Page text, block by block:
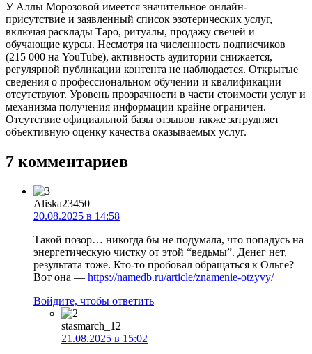
У Аллы Морозовой имеется значительное онлайн-
присутствие и заявленный список эзотерических услуг,
включая расклады Таро, ритуалы, продажу свечей и
обучающие курсы. Несмотря на численность подписчиков
(215 000 на YouTube), активность аудитории снижается,
регулярной публикации контента не наблюдается. Открытые
сведения о профессиональном обучении и квалификации
отсутствуют. Уровень прозрачности в части стоимости услуг и
механизма получения информации крайне ограничен.
Отсутствие официальной базы отзывов также затрудняет
объективную оценку качества оказываемых услуг.
7 комментариев
Aliska23450
20.08.2025 в 14:58
Такой позор… никогда бы не подумала, что попадусь на
энергетическую чистку от этой “ведьмы”. Денег нет,
результата тоже. Кто-то пробовал обращаться к Ольге?
Вот она — https://namedb.ru/article/znamenie-otzyvy/
Войдите, чтобы ответить
stasmarch_12
21.08.2025 в 15:02